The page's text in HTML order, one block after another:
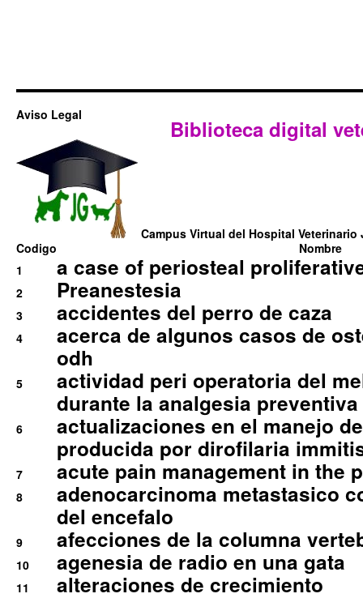
Aviso Legal
Biblioteca digital
Campus Virtual del Hospital Veterinario
Codigo
Nombre
1
a case of periosteal
2 Preanestesia
3 accidentes del perro de caza
4
acerca de algunos casos de
odh
5
actividad peri operatoria del
durante la analgesia
6
actualizaciones en el manejo
producida por dirofilaria
7 acute pain management in the
8
adenocarcinoma metastasico
del encefalo
9 afecciones de la columna
10 agenesia de radio en una gata
11
alteraciones de crecimiento